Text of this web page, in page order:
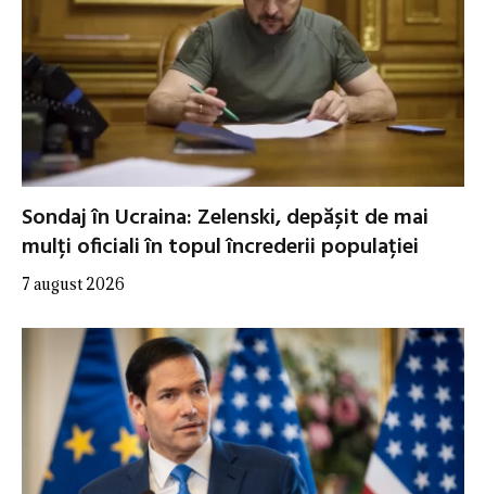
Sondaj în Ucraina: Zelenski, depășit de mai
mulți oficiali în topul încrederii populației
7 august 2026